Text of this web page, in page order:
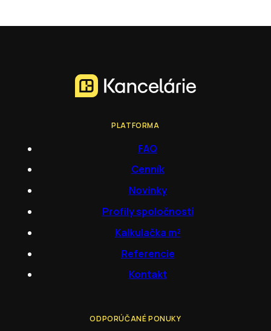
PLATFORMA
FAQ
Cenník
Novinky
Profily spoločností
Kalkulačka m²
Referencie
Kontakt
ODPORÚČANÉ PONUKY